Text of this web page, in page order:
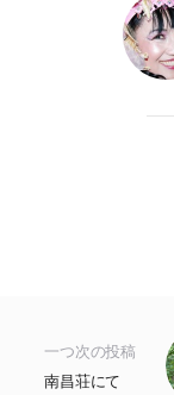
一つ次の投稿
南昌荘にて